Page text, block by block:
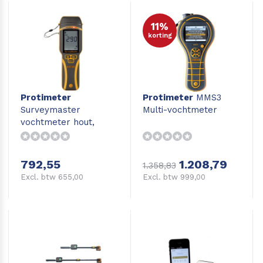
Protimeter
Surveymaster
vochtmeter hout,
beton, vloeren en
792,55
Excl. btw 655,00
11%
korting
Protimeter MMS3
Multi-vochtmeter
1.358,83 1.208,79
Excl. btw 999,00